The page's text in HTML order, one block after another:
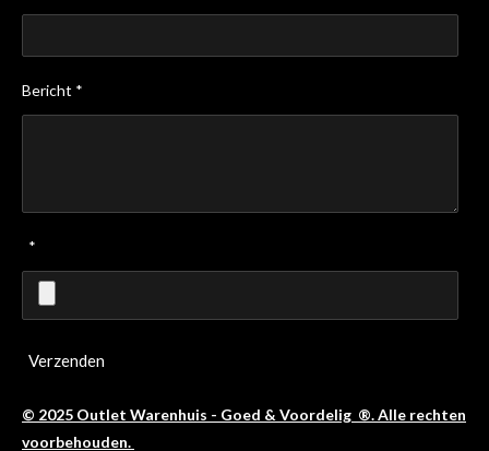
Bericht *
*
Verzenden
© 2025 Outlet Warenhuis - Goed & Voordelig ®. Alle rechten
voorbehouden.